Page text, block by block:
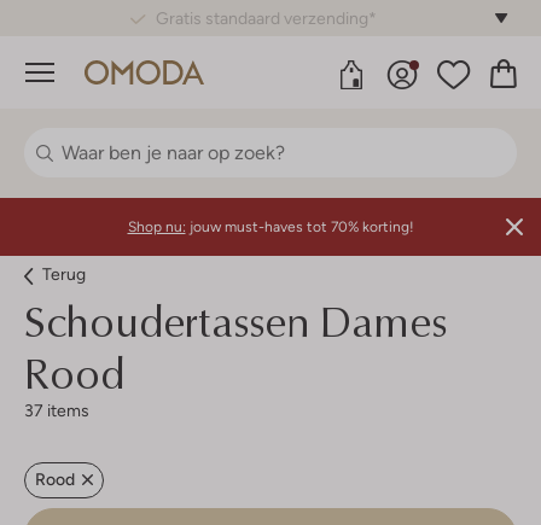
Gratis standaard verzending*
Menu
Shop nu: jouw must-haves tot 70% korting!
Terug
Schoudertassen Dames
Rood
37 items
Rood